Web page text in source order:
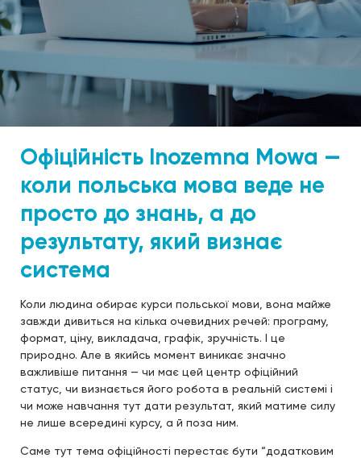
Офіційність Inozemna Mowa —
коли польська мова веде не
просто до знань, а до
результату, який визнає
система
Коли людина обирає курси польської мови, вона майже
завжди дивиться на кілька очевидних речей: програму,
формат, ціну, викладача, графік, зручність. І це
природно. Але в якийсь момент виникає значно
важливіше питання — чи має цей центр офіційний
статус, чи визнається його робота в реальній системі і
чи може навчання тут дати результат, який матиме силу
не лише всередині курсу, а й поза ним.
Саме тут тема офіційності перестає бути “додатковим